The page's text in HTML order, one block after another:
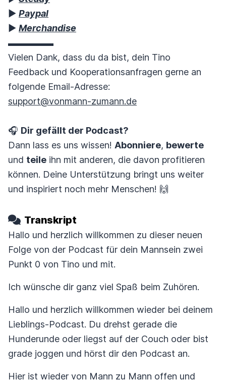
▶︎ Paypal
▶︎ Merchandise
▬▬▬▬▬
Vielen Dank, dass du da bist, dein Tino
Feedback und Kooperationsanfragen gerne an
folgende Email-Adresse:
support@vonmann-zumann.de
🎧 Dir gefällt der Podcast?
Dann lass es uns wissen! Abonniere, bewerte
und teile ihn mit anderen, die davon profitieren
können. Deine Unterstützung bringt uns weiter
und inspiriert noch mehr Menschen! 🙌
Transkript
Hallo und herzlich willkommen zu dieser neuen
Folge von der Podcast für dein Mannsein zwei
Punkt 0 von Tino und mit.
Ich wünsche dir ganz viel Spaß beim Zuhören.
Hallo und herzlich willkommen wieder bei deinem
Lieblings-Podcast. Du drehst gerade die
Hunderunde oder liegst auf der Couch oder bist
grade joggen und hörst dir den Podcast an.
Hier ist wieder von Mann zu Mann offen und